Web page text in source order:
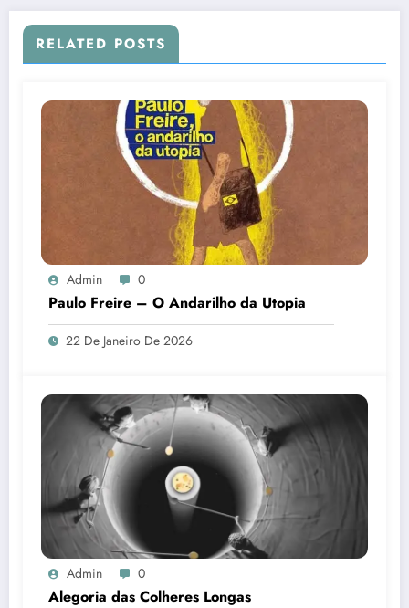
RELATED POSTS
Admin 0
Paulo Freire – O Andarilho da Utopia
22 De Janeiro De 2026
Admin 0
Alegoria das Colheres Longas